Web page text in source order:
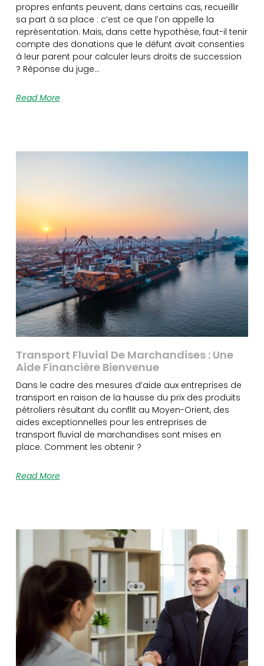
propres enfants peuvent, dans certains cas, recueillir
sa part à sa place : c’est ce que l’on appelle la
représentation. Mais, dans cette hypothèse, faut-il tenir
compte des donations que le défunt avait consenties
à leur parent pour calculer leurs droits de succession
? Réponse du juge…
Read More
Transport Fluvial De Marchandises : Une
Aide Financière Bienvenue
Dans le cadre des mesures d’aide aux entreprises de
transport en raison de la hausse du prix des produits
pétroliers résultant du conflit au Moyen-Orient, des
aides exceptionnelles pour les entreprises de
transport fluvial de marchandises sont mises en
place. Comment les obtenir ?
Read More